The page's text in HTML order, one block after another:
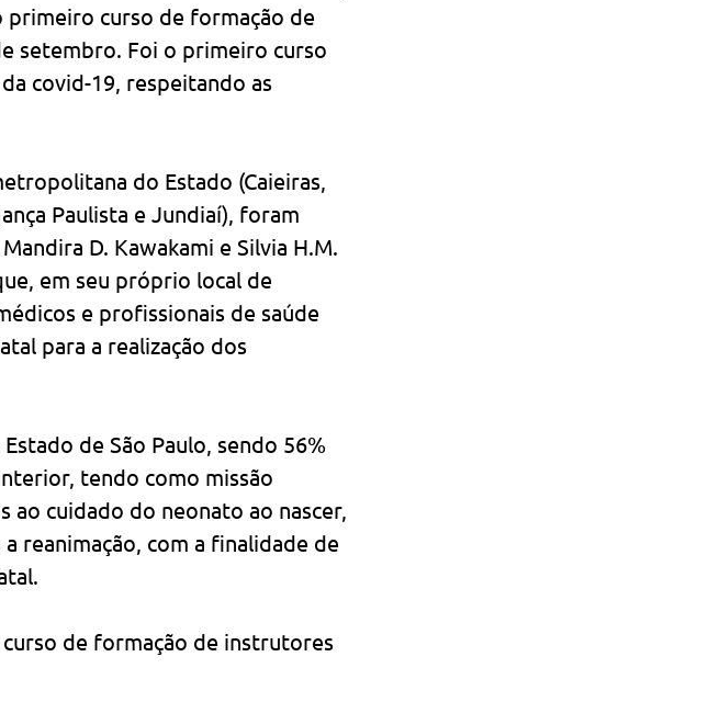
primeiro curso de formação de
setembro. Foi o primeiro curso
covid-19, respeitando as
do Estado (Caieiras,
Paulista e Jundiaí), foram
D. Kawakami e Silvia H.M.
em seu próprio local de
e profissionais de saúde
para a realização dos
de São Paulo, sendo 56%
tendo como missão
cuidado do neonato ao nascer,
reanimação, com a finalidade de
de formação de instrutores